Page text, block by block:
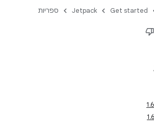
Get started
Jetpack ספריות